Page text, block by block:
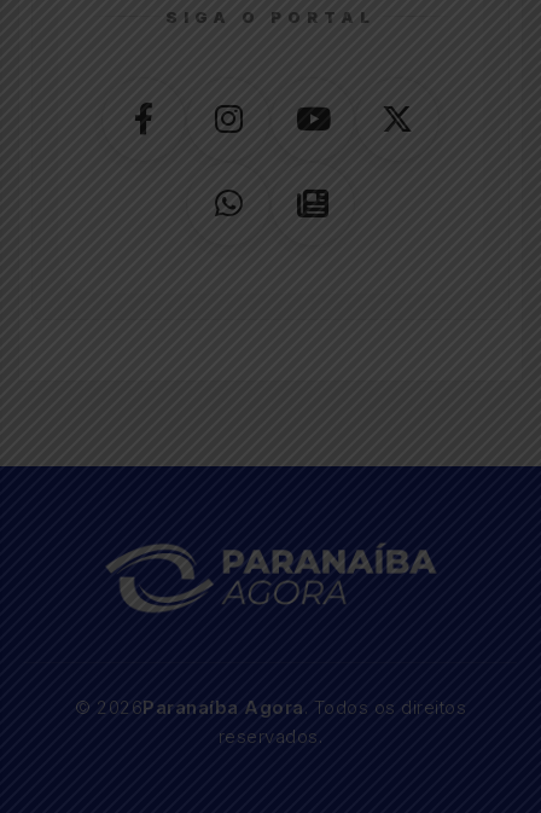
SIGA O PORTAL
© 2026Paranaíba Agora. Todos os direitos
reservados.